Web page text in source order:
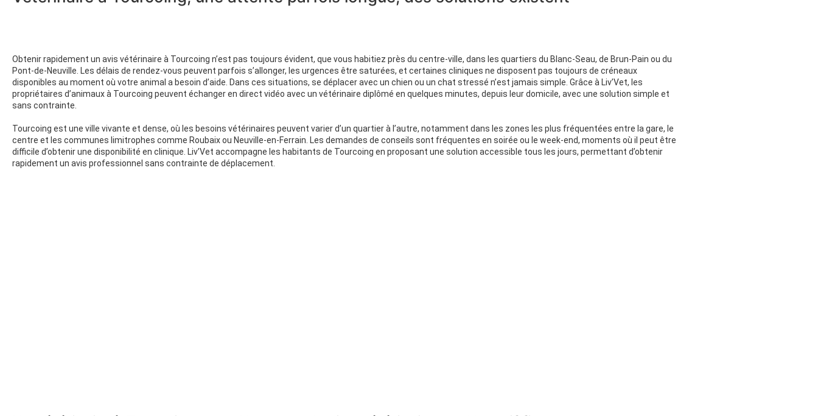
Obtenir rapidement un avis vétérinaire à Tourcoing n’est pas toujours évident, que vous habitiez près du centre-ville, dans les quartiers du Blanc-Seau, de Brun-Pain ou du
Pont-de-Neuville. Les délais de rendez-vous peuvent parfois s’allonger, les urgences être saturées, et certaines cliniques ne disposent pas toujours de créneaux
disponibles au moment où votre animal a besoin d’aide. Dans ces situations, se déplacer avec un chien ou un chat stressé n’est jamais simple. Grâce à Liv’Vet, les
propriétaires d’animaux à Tourcoing peuvent échanger en direct vidéo avec un vétérinaire diplômé en quelques minutes, depuis leur domicile, avec une solution simple et
sans contrainte.
Tourcoing est une ville vivante et dense, où les besoins vétérinaires peuvent varier d’un quartier à l’autre, notamment dans les zones les plus fréquentées entre la gare, le
centre et les communes limitrophes comme Roubaix ou Neuville-en-Ferrain. Les demandes de conseils sont fréquentes en soirée ou le week-end, moments où il peut être
difficile d’obtenir une disponibilité en clinique. Liv’Vet accompagne les habitants de Tourcoing en proposant une solution accessible tous les jours, permettant d’obtenir
rapidement un avis professionnel sans contrainte de déplacement.